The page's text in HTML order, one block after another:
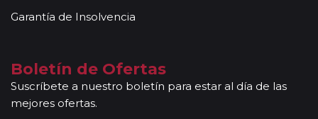
locales que le permitirán conocer más a fondo la
portugués), en estos casos nuestros guías
acompañantes podrán dar las explicaciones en dos
idiomas diferentes. Según circuito, le atenderá en su
viaje un único guía-acompañante o bien cambiará de
Garantía de Insolvencia
Boletín de Ofertas
Suscríbete a nuestro boletín para estar al día de las
mejores ofertas.